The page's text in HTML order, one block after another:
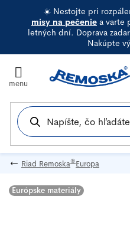
☀️ Nestojte pri
misy na pečenie a varte
letných dní. Doprava
Nakúpte
Riad Remoska®Europa
Európske materiály